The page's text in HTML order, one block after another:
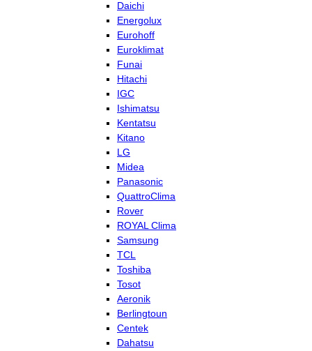
Daichi
Energolux
Eurohoff
Euroklimat
Funai
Hitachi
IGC
Ishimatsu
Kentatsu
Kitano
LG
Midea
Panasonic
QuattroClima
Rover
ROYAL Clima
Samsung
TCL
Toshiba
Tosot
Aeronik
Berlingtoun
Centek
Dahatsu